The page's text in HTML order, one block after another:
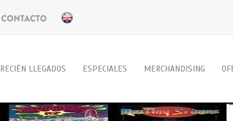
RECIÉN LLEGADOS ESPECIALES MERCHANDISING